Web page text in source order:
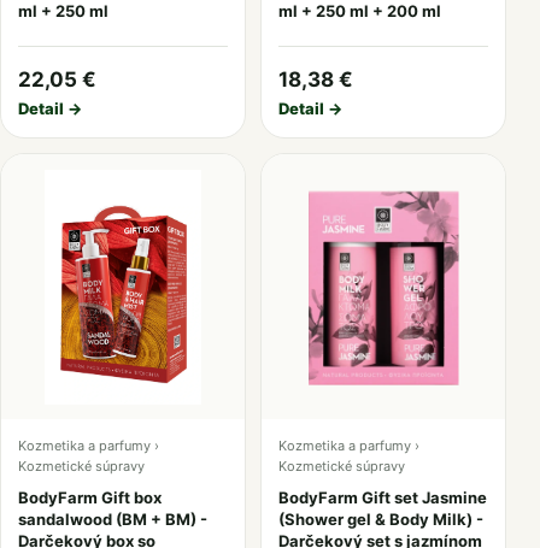
ml + 250 ml
22,05 €
Detail →
ml + 250 ml + 200 ml
18,38 €
Detail →
Kozmetika a parfumy ›
Kozmetické súpravy
BodyFarm Gift box
sandalwood (BM + BM) -
Darčekový box so
Kozmetika a parfumy ›
Kozmetické súpravy
BodyFarm Gift set Jasmine
(Shower gel & Body Milk) -
Darčekový set s jazmínom